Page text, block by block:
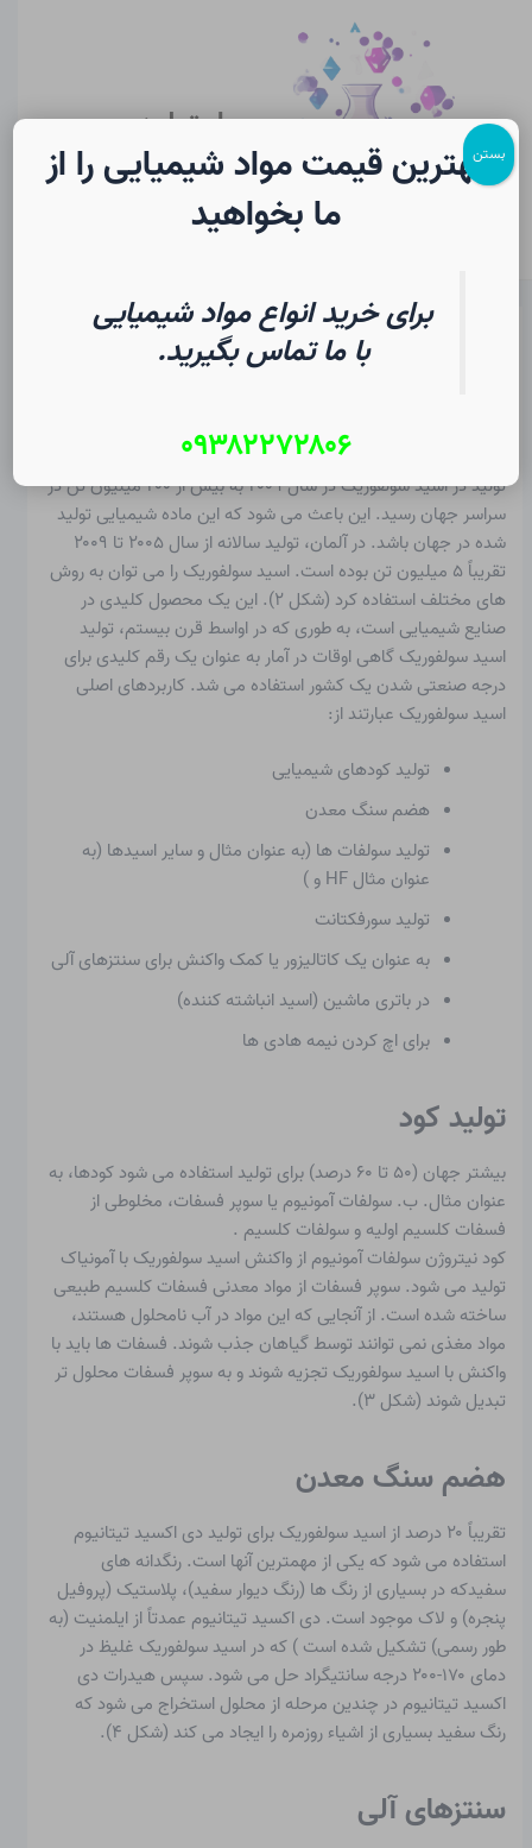
سایت لرن
شیمی
اسید سولفوریک – خون شیمی در
Christopher J. Ziegler
تولید دراسید سولفوریک
در سال ۲۰۰۹ به بیش از ۲۰۰ میلیون تن در
سراسر جهان رسید. این باعث می شود که این ماده شیمیایی تولید
شده در جهان باشد. در آلمان، تولید سالانه از سال ۲۰۰۵ تا ۲۰۰۹
تقریباً ۵ میلیون تن بوده است. اسید سولفوریک را می توان به روش
های مختلف استفاده کرد (شکل ۲). این یک محصول کلیدی در
صنایع شیمیایی است، به طوری که در اواسط قرن بیستم، تولید
اسید سولفوریک گاهی اوقات در آمار به عنوان یک رقم کلیدی برای
درجه صنعتی شدن یک کشور استفاده می شد. کاربردهای اصلی
اسید سولفوریک عبارتند از:
تولید کودهای شیمیایی
هضم سنگ معدن
تولید سولفات ها (به عنوان مثالو سایر اسیدها (به
عنوان مثال HF و
)
تولید سورفکتانت
به عنوان یک کاتالیزور یا کمک واکنش برای سنتزهای آلی
در باتری ماشین (اسید انباشته کننده)
برای اچ کردن نیمه هادی ها
تولید کود
بیشتر جهان (۵۰ تا ۶۰ درصد) برای تولید استفاده می شود کودها، به
عنوان مثال. ب. سولفات آمونیوم یا سوپر فسفات، مخلوطی از
فسفات کلسیم اولیهو سولفات کلسیم .
کود نیتروژن سولفات آمونیوم از واکنش اسید سولفوریک با آمونیاک
تولید می شود. سوپر فسفات از مواد معدنی فسفات کلسیم طبیعی
ساخته شده است. از آنجایی که این مواد در آب نامحلول هستند،
مواد مغذی نمی توانند توسط گیاهان جذب شوند. فسفات ها باید با
واکنش با اسید سولفوریک تجزیه شوند و به سوپر فسفات محلول تر
تبدیل شوند (شکل ۳).
هضم سنگ معدن
تقریباً ۲۰ درصد از اسید سولفوریک برای تولید دی اکسید تیتانیوم
استفاده می شود که یکی از مهمترین آنها است.رنگدانه های
سفیدکه در بسیاری از رنگ ها (رنگ دیوار سفید)، پلاستیک (پروفیل
پنجره) و لاک موجود است. دی اکسید تیتانیوم عمدتاً از ایلمنیت (به
طور رسمی) تشکیل شده است) که در اسید سولفوریک غلیظ در
دمای ۱۷۰-۲۰۰ درجه سانتیگراد حل می شود. سپس هیدرات دی
اکسید تیتانیوم در چندین مرحله از محلول استخراج می شود که
رنگ سفید بسیاری از اشیاء روزمره را ایجاد می کند (شکل ۴).
سنتزهای آلی
بهترین قیمت مواد شیمیایی را از
ما بخواهید
برای خرید انواع مواد شیمیایی
با ما تماس بگیرید.
۰۹۳۸۲۲۷۲۸۰۶
بستن